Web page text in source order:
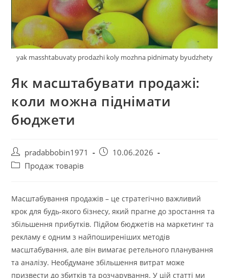
yak masshtabuvaty prodazhi koly mozhna pidnimaty byudzhety
Як масштабувати продажі:
коли можна піднімати
бюджети
Автор
запису:
pradabbobin1971
Запис10.06.2026
Категорія
Продаж товарів
Масштабування продажів – це стратегічно важливий
крок для будь-якого бізнесу, який прагне до зростання та
збільшення прибутків. Підйом бюджетів на маркетинг та
рекламу є одним з найпоширеніших методів
масштабування, але він вимагає ретельного планування
та аналізу. Необдумане збільшення витрат може
призвести до збитків та розчарування. У цій статті ми